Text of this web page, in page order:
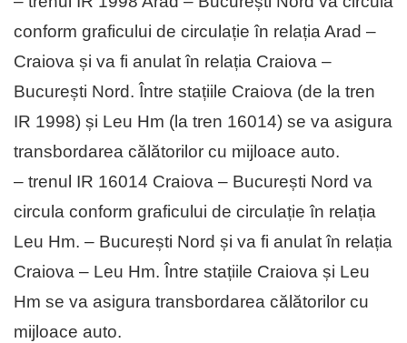
conform graficului de circulație în relația Arad –
Craiova și va fi anulat în relația Craiova –
București Nord. Între stațiile Craiova (de la tren
IR 1998) și Leu Hm (la tren 16014) se va asigura
transbordarea călătorilor cu mijloace auto.
– trenul IR 16014 Craiova – București Nord va
circula conform graficului de circulație în relația
Leu Hm. – București Nord și va fi anulat în relația
Craiova – Leu Hm. Între stațiile Craiova și Leu
Hm se va asigura transbordarea călătorilor cu
mijloace auto.